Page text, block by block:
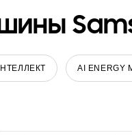
AI ENERGY